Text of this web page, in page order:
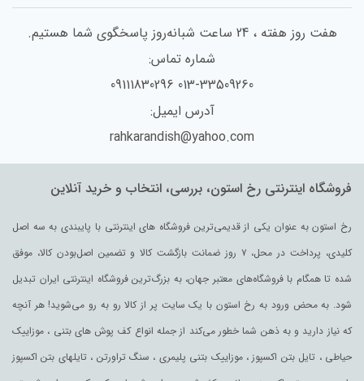
هفت روز هفته ، 24 ساعت شبانه‌روز پاسخگوی شما هستیم.
شماره تماس:
013-33509260 09111830296
آدرس ایمیل:
rahkarandish@yahoo.com
فروشگاه اینترنتی رخ استون، بررسی، انتخاب و خرید آنلاین
رخ استون به عنوان یکی از قدیمی‌ترین فروشگاه های اینترنتی با پایبندی به سه اصل
کلیدی، پرداخت در محل، ۷ روز ضمانت بازگشت کالا و تضمین اصل‌بودن کالا، موفق
شده تا همگام با فروشگاه‌های معتبر جهان، به بزرگ‌ترین فروشگاه اینترنتی ایران تبدیل
شود. به محض ورود به رخ استون با یک سایت پر از کالا رو به رو می‌شوید! هر آنچه
که نیاز دارید و به ذهن شما خطور می‌کند از جمله انواع کف پوش های بتنی ، موزاییک
حیاطی ، تایل بتن اکسپوز ، موزاییک بتنی پلیمری ، سنگ تراورتن ، تایلهای بتن اکسپوز